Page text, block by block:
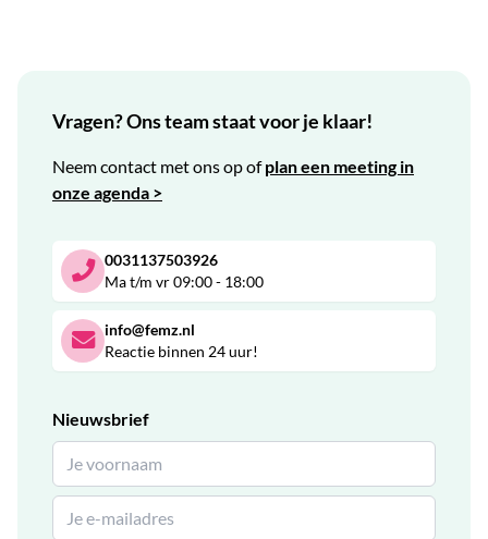
Vragen? Ons team staat voor je klaar!
Neem contact met ons op ofplan een meeting in
onze agenda >
0031137503926
Ma t/m vr 09:00 - 18:00
info@femz.nl
Reactie binnen 24 uur!
Nieuwsbrief